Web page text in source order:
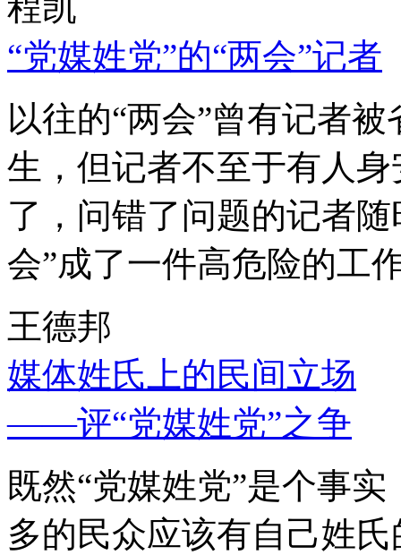
程凯
“党媒姓党”的“两会”记者
以往的“两会”曾有记者
生，但记者不至于有人
了，问错了问题的记者
会”成了一件高危险的工
王德邦
媒体姓氏上的民间立场
——评“党媒姓党”之争
既然“党媒姓党”是个事
多的民众应该有自己姓